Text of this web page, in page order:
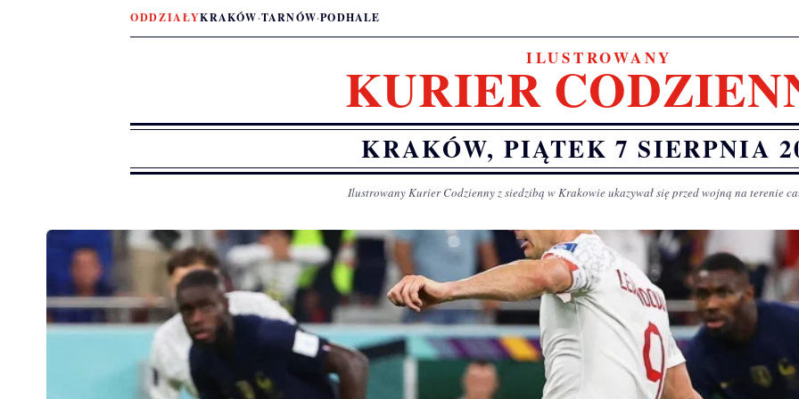
ODDZIAŁYKRAKÓW·TARNÓW·PODHALE
ILUSTROWANY
KURIER
KRAKÓW, PIĄTEK 7 SIERPNIA
Ilustrowany Kurier Codzienny z siedzibą w Krakowie ukazywał się przed wojną na terenie